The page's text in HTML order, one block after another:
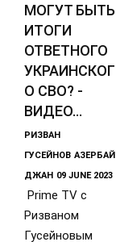
МОГУТ БЫТЬ
ИТОГИ
ОТВЕТНОГО
УКРАИНСКОГ
О СВО? -
ВИДЕО...
РИЗВАН
ГУСЕЙНОВ АЗЕРБАЙ
ДЖАН 09 JUNE 2023
Prime TV с
Ризваном
Гусейновым